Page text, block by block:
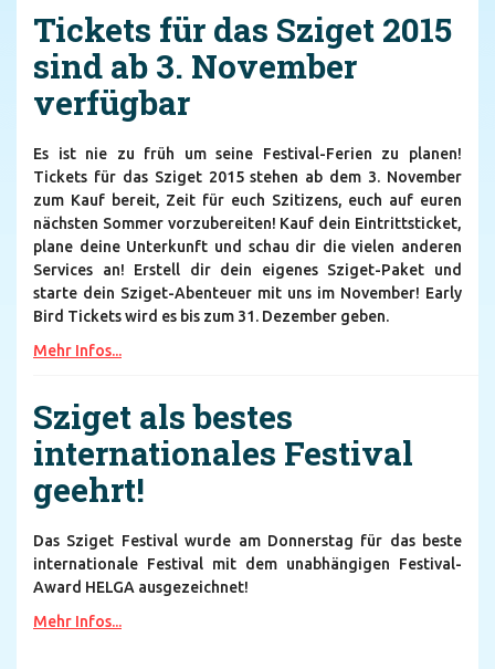
Tickets für das Sziget 2015
sind ab 3. November
verfügbar
Es ist nie zu früh um seine Festival-Ferien zu planen!
Tickets für das Sziget 2015 stehen ab dem 3. November
zum Kauf bereit, Zeit für euch Szitizens, euch auf euren
nächsten Sommer vorzubereiten! Kauf dein Eintrittsticket,
plane deine Unterkunft und schau dir die vielen anderen
Services an! Erstell dir dein eigenes Sziget-Paket und
starte dein Sziget-Abenteuer mit uns im November! Early
Bird Tickets wird es bis zum 31. Dezember geben.
Mehr Infos...
Sziget als bestes
internationales Festival
geehrt!
Das Sziget Festival wurde am Donnerstag für das beste
internationale Festival mit dem unabhängigen Festival-
Award HELGA ausgezeichnet!
Mehr Infos...